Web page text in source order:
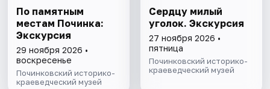
По памятным
местам Починка:
Экскурсия
29 ноября 2026 •
воскресенье
Починковский историко-
краеведческий музей
Сердцу милый
уголок. Экскурсия
27 ноября 2026 •
пятница
Починковский историко-
краеведческий музей